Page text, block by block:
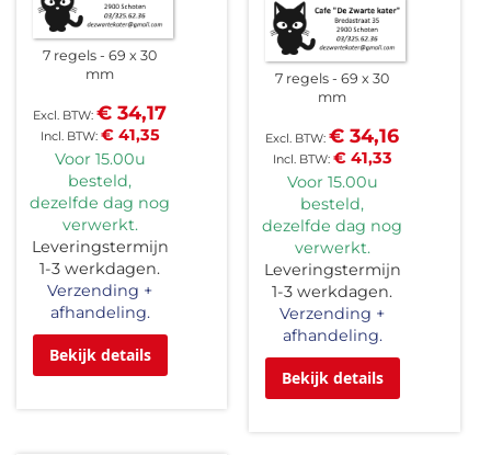
7 regels
69 x 30
mm
€ 41,35
€ 34,17
Voor 15.00u
besteld,
dezelfde dag nog
verwerkt.
Leveringstermijn
1-3 werkdagen.
Verzending +
afhandeling.
Bekijk details
7 regels
69 x 30
mm
€ 41,33
€ 34,16
Voor 15.00u
besteld,
dezelfde dag nog
verwerkt.
Leveringstermijn
1-3 werkdagen.
Verzending +
afhandeling.
Bekijk details